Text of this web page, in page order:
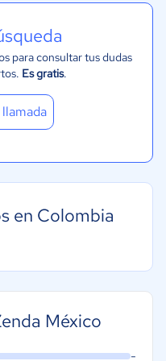
para consultar tus dudas
Es gratis.
en Colombia
México
-